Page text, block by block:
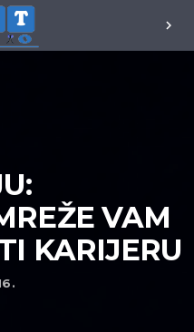
chevron_right
VAM
KARIJERU